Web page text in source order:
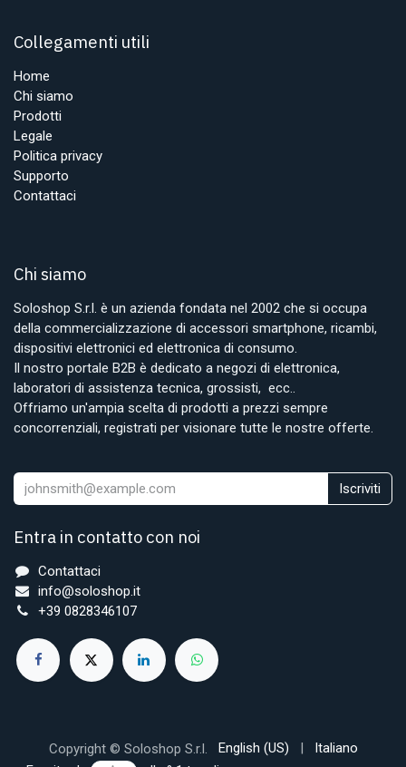
Collegamenti utili
Home
Chi siamo
Prodotti
Legale
Politica privacy
Supporto
Contattaci
Chi siamo
Soloshop S.r.l. è un azienda fondata nel 2002 che si occupa
della commercializzazione di accessori smartphone, ricambi,
dispositivi elettronici ed elettronica di consumo.
Il nostro portale B2B è dedicato a negozi di elettronica,
laboratori di assistenza tecnica, grossisti, ecc..
Offriamo un'ampia scelta di prodotti a prezzi sempre
concorrenziali, registrati per visionare tutte le nostre offerte.
Iscriviti
Entra in contatto con noi
Contattaci
info@soloshop.it
+39 0828346107
Copyright © Soloshop S.r.l. English (US) |
Italiano